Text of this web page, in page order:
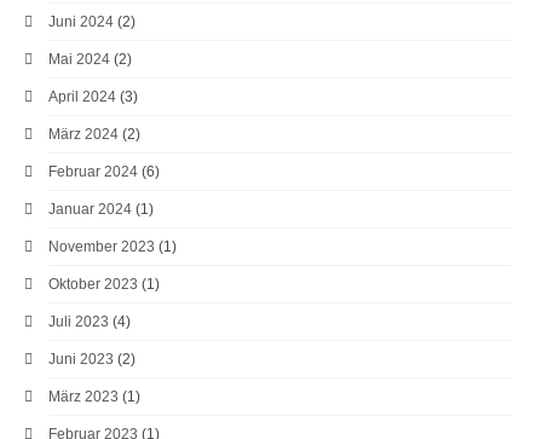
Juni 2024 (2)
Mai 2024 (2)
April 2024 (3)
März 2024 (2)
Februar 2024 (6)
Januar 2024 (1)
November 2023 (1)
Oktober 2023 (1)
Juli 2023 (4)
Juni 2023 (2)
März 2023 (1)
Februar 2023 (1)